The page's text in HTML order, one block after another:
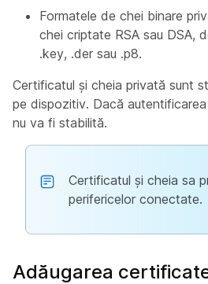
Formatele de chei binare
chei criptate RSA sau DSA,
.key, .der sau .p8.
Certificatul și cheia privată sunt
pe dispozitiv. Dacă
nu va fi stabilită.
Certificatul și cheia sa
perifericelor conectate.
Adăugarea